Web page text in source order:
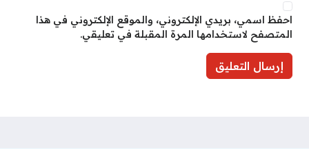
احفظ اسمي، بريدي الإلكتروني، والموقع الإلكتروني في هذا
المتصفح لاستخدامها المرة المقبلة في تعليقي.